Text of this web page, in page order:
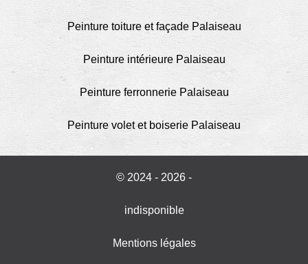
Peinture toiture et façade Palaiseau
Peinture intérieure Palaiseau
Peinture ferronnerie Palaiseau
Peinture volet et boiserie Palaiseau
© 2024 - 2026 -
indisponible
Mentions légales